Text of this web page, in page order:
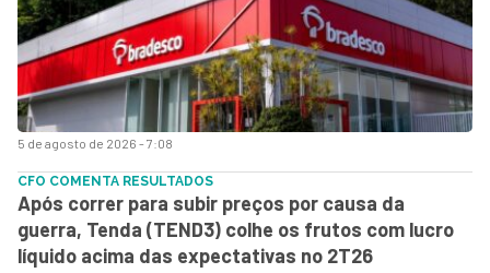
5 de agosto de 2026 - 7:08
CFO COMENTA RESULTADOS
Após correr para subir preços por causa da
guerra, Tenda (TEND3) colhe os frutos com lucro
líquido acima das expectativas no 2T26